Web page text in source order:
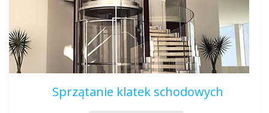
Sprzątanie klatek schodowych